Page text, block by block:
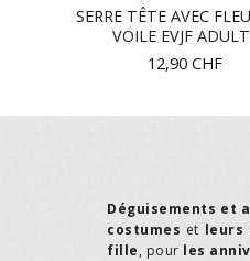
SERRE TÊTE AVEC
VOILE EVJF
12,90 CHF
Déguisements et
costumes et leurs
fille, pour les